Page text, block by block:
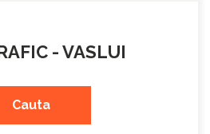
- VASLUI
Cauta